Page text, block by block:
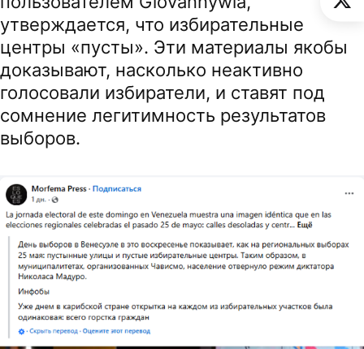
утверждается, что избирательные
центры «пусты». Эти материалы якобы
доказывают, насколько неактивно
голосовали избиратели, и ставят под
сомнение легитимность результатов
выборов.